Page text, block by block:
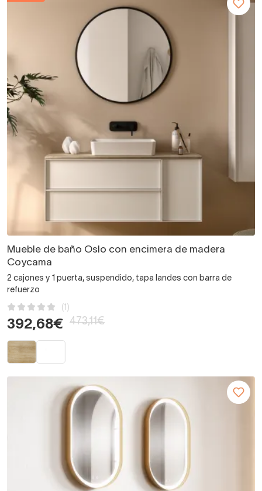
Mueble de baño Oslo con encimera de madera
Coycama
2 cajones y 1 puerta, suspendido, tapa landes con barra de
refuerzo
(1)
392,68€ 473,11€